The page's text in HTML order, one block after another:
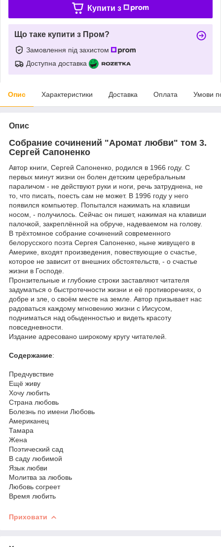
Купити з
Що таке купити з Пром?
Замовлення під захистом
Доступна доставка
Опис Характеристики Доставка Оплата Умови
Опис
Собрание сочинений "Аромат любви" том 3.
Сергей Сапоненко
Автор книги, Сергей Сапоненко, родился в 1966 году. С
первых минут жизни он болен детским церебральным
параличом - не действуют руки и ноги, речь затруднена, не
то, что писать, поесть сам не может. В 1996 году у него
появился компьютер. Попытался нажимать на клавиши
носом, - получилось. Сейчас он пишет, нажимая на клавиши
палочкой, закреплённой на обруче, надеваемом на голову.
В трёхтомное собрание сочинений современного
белорусского поэта Сергея Сапоненко, ныне живущего в
Америке, входят произведения, повествующие о счастье,
которое не зависит от внешних обстоятельств, - о счастье
жизни в Господе.
Пронзительные и глубокие строки заставляют читателя
задуматься о быстротечности жизни и её противоречиях, о
добре и зле, о своём месте на земле. Автор призывает нас
радоваться каждому мгновению жизни с Иисусом,
подниматься над обыденностью и видеть красоту
повседневности.
Издание адресовано широкому кругу читателей.
Содержание:
Предчувствие
Ещё живу
Хочу любить
Страна любовь
Болезнь по имени Любовь
Американец
Тамара
Жена
Поэтический сад
В саду любимой
Язык любви
Молитва за любовь
Любовь согреет
Время любить
Приховати